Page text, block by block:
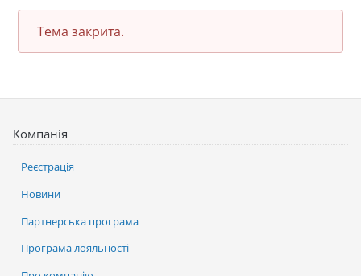
Тема закрита.
Компанія
Реєстрація
Новини
Партнерська програма
Програма лояльності